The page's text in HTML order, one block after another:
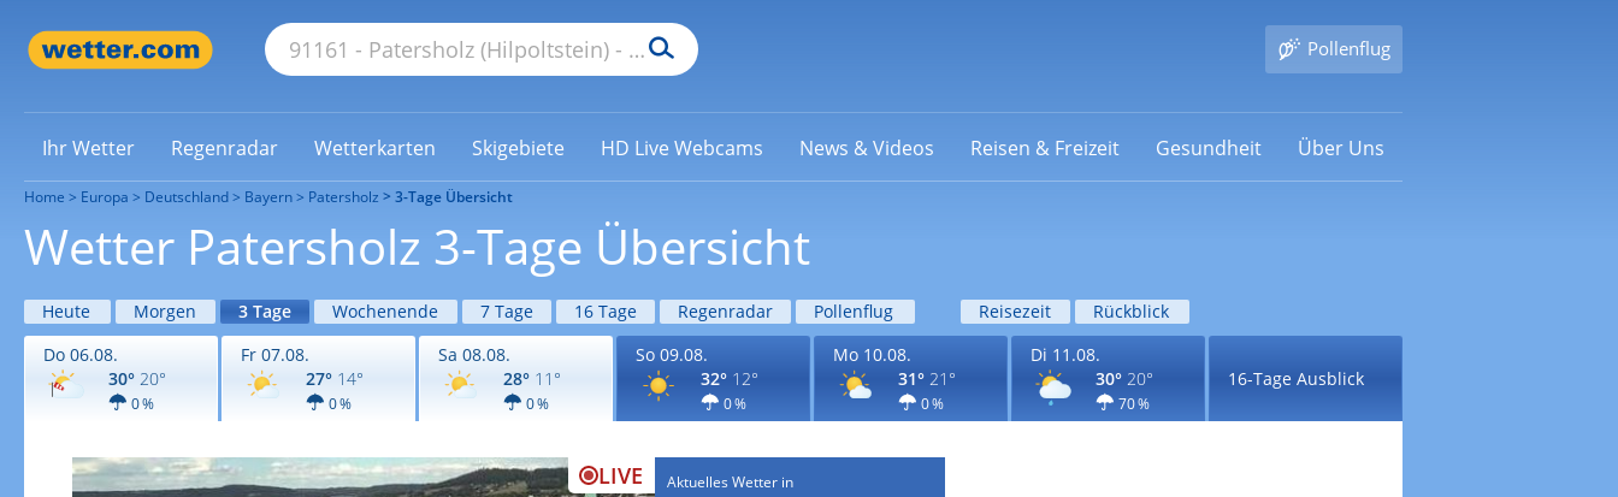
Pollenflug
Ihr Wetter Regenradar Wetterkarten Skigebiete HD Live Webcams News & Videos Reisen & Freizeit Gesundheit Über Uns
Home Europa Deutschland Bayern Patersholz 3-Tage Übersicht
Wetter Patersholz 3-Tage Übersicht
Heute Morgen 3 Tage Wochenende 7 Tage 16 Tage Regenradar Pollenflug Reisezeit
Rückblick
Do 06.08.
30° 20°
0 %
Fr 07.08.
27° 14°
0 %
Sa 08.08.
28° 11°
0 %
So 09.08.
32° 12°
0 %
Mo 10.08.
31° 21°
0 %
Di 11.08.
30° 20°
70 %
16-Tage Ausblick
LIVE Aktuelles Wetter in